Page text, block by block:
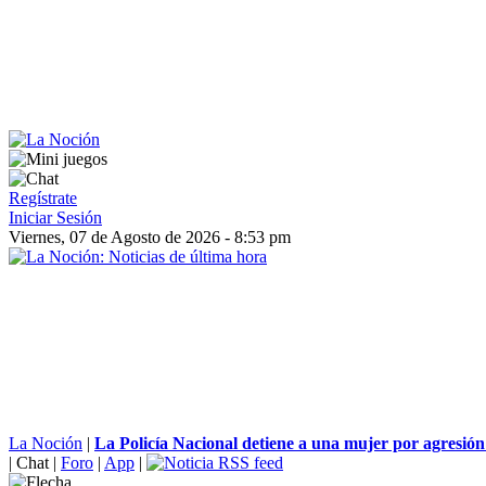
Regístrate
Iniciar Sesión
Viernes, 07 de Agosto de 2026 - 8:53 pm
La Noción | La Policía Nacional detiene a una mujer por
| Chat | Foro | App |